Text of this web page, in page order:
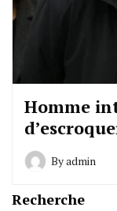
Homme
Byadmin
Recherche